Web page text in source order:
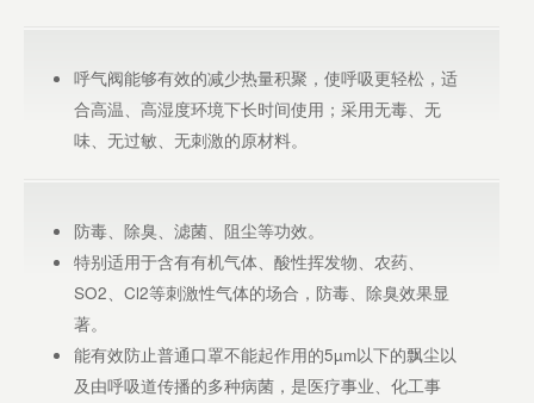
呼气阀能够有效的减少热量积聚，使呼吸更轻松，适
合高温、高湿度环境下长时间使用；采用无毒、无
味、无过敏、无刺激的原材料。
防毒、除臭、滤菌、阻尘等功效。
特别适用于含有有机气体、酸性挥发物、农药、
SO2、Cl2等刺激性气体的场合，防毒、除臭效果显
著。
能有效防止普通口罩不能起作用的5µm以下的飘尘以
及由呼吸道传播的多种病菌，是医疗事业、化工事